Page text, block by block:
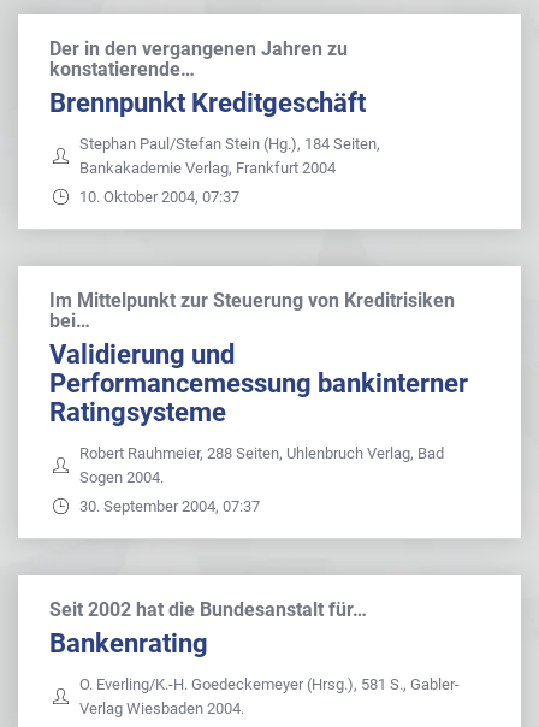
Der in den vergangenen Jahren zu
konstatierende…
Brennpunkt Kreditgeschäft
Stephan Paul/Stefan Stein (Hg.), 184 Seiten,
Bankakademie Verlag, Frankfurt 2004
10. Oktober 2004, 07:37
Im Mittelpunkt zur Steuerung von Kreditrisiken
bei…
Validierung und
Performancemessung bankinterner
Ratingsysteme
Robert Rauhmeier, 288 Seiten, Uhlenbruch Verlag, Bad
Sogen 2004.
30. September 2004, 07:37
Seit 2002 hat die Bundesanstalt für…
Bankenrating
O. Everling/K.-H. Goedeckemeyer (Hrsg.), 581 S., Gabler-
Verlag Wiesbaden 2004.